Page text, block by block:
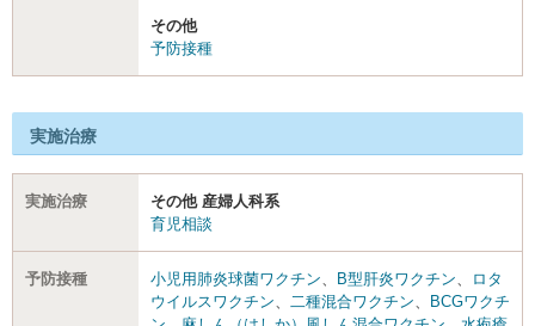
その他
予防接種
実施治療
実施治療
その他 産婦人科系
育児相談
予防接種 小児用肺炎球菌ワクチン B型肝炎ワクチン
ロタ
ウイルスワクチン
二種混合ワクチン
BCGワクチ